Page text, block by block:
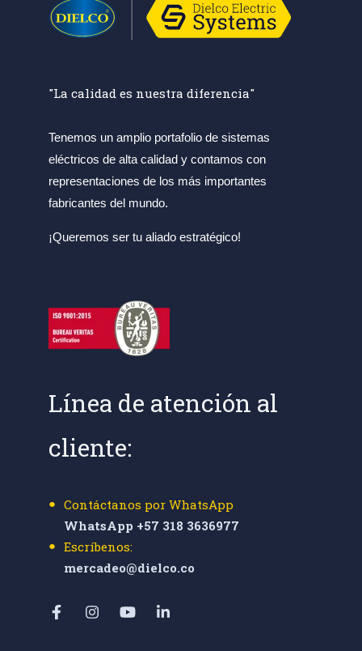
"La calidad es nuestra diferencia"
Tenemos un amplio portafolio de sistemas
eléctricos de alta calidad y contamos con
representaciones de los más importantes
fabricantes del mundo.
¡Queremos ser tu aliado estratégico!
Línea de atención al
cliente:
Contáctanos por WhatsApp
WhatsApp +57 318 3636977
Escríbenos:
mercadeo@dielco.co